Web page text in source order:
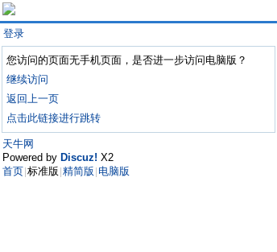
登录
您访问的页面无手机页面，是否进一步访问电脑版？
继续访问
返回上一页
点击此链接进行跳转
天牛网
Powered by Discuz! X2
首页 标准版 精简版 电脑版